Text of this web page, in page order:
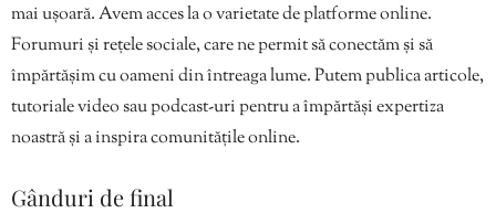
mai ușoară. Avem acces la o varietate de platforme online.
Forumuri și rețele sociale, care ne permit să conectăm și să
împărtășim cu oameni din întreaga lume. Putem publica articole,
tutoriale video sau podcast-uri pentru a împărtăși expertiza
noastră și a inspira comunitățile online.
Gânduri de final